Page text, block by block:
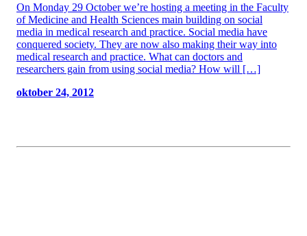
On Monday 29 October we’re hosting a meeting in the Faculty
of Medicine and Health Sciences main building on social
media in medical research and practice. Social media have
conquered society. They are now also making their way into
medical research and practice. What can doctors and
researchers gain from using social media? How will […]
oktober 24, 2012